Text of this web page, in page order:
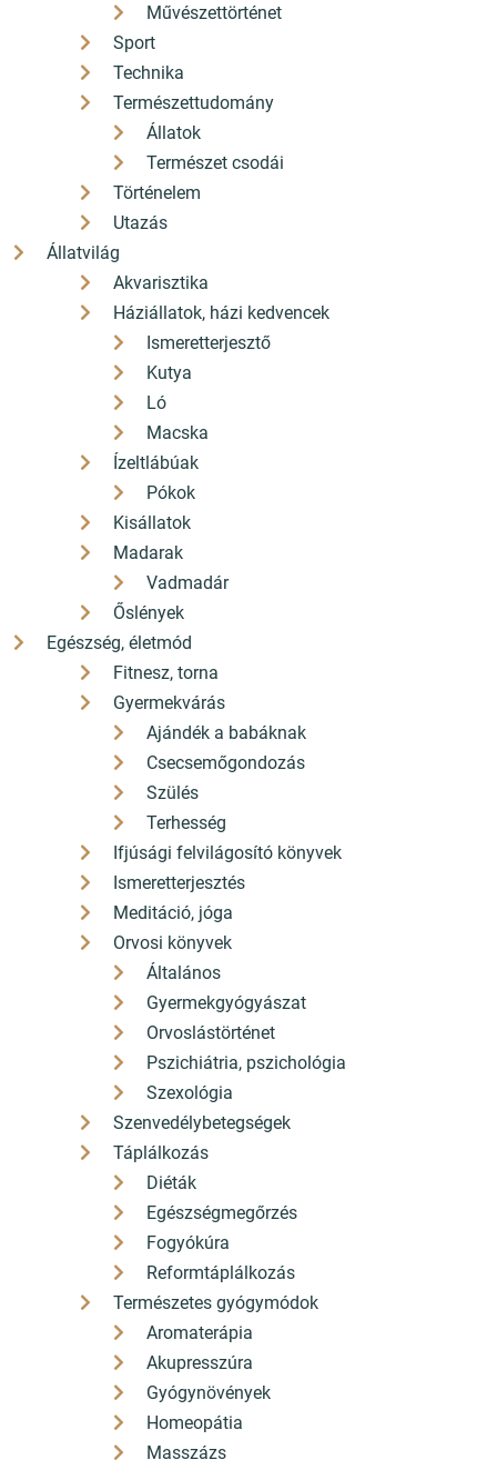
Művészettörténet
Sport
Technika
Természettudomány
Állatok
Természet csodái
Történelem
Utazás
Állatvilág
Akvarisztika
Háziállatok, házi kedvencek
Ismeretterjesztő
Kutya
Ló
Macska
Ízeltlábúak
Pókok
Kisállatok
Madarak
Vadmadár
Őslények
Egészség, életmód
Fitnesz, torna
Gyermekvárás
Ajándék a babáknak
Csecsemőgondozás
Szülés
Terhesség
Ifjúsági felvilágosító könyvek
Ismeretterjesztés
Meditáció, jóga
Orvosi könyvek
Általános
Gyermekgyógyászat
Orvoslástörténet
Pszichiátria, pszichológia
Szexológia
Szenvedélybetegségek
Táplálkozás
Diéták
Egészségmegőrzés
Fogyókúra
Reformtáplálkozás
Természetes gyógymódok
Aromaterápia
Akupresszúra
Gyógynövények
Homeopátia
Masszázs
Könyvbox! Pilisvörösvár könyvesboltja
A Korai Olvasás Titka
Hogyan Alakítja a Jövő Tanulási Sikereit?
Bővebben
A tíz legfontosabb könyv a
vilagon
Ezeket mindenkinek el kellene olvasnia!